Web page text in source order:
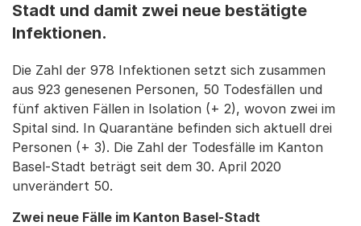
Stadt und damit zwei neue bestätigte
Infektionen.
Die Zahl der 978 Infektionen setzt sich zusammen
aus 923 genesenen Personen, 50 Todesfällen und
fünf aktiven Fällen in Isolation (+ 2), wovon zwei im
Spital sind. In Quarantäne befinden sich aktuell drei
Personen (+ 3). Die Zahl der Todesfälle im Kanton
Basel-Stadt beträgt seit dem 30. April 2020
unverändert 50.
Zwei neue Fälle im Kanton Basel-Stadt